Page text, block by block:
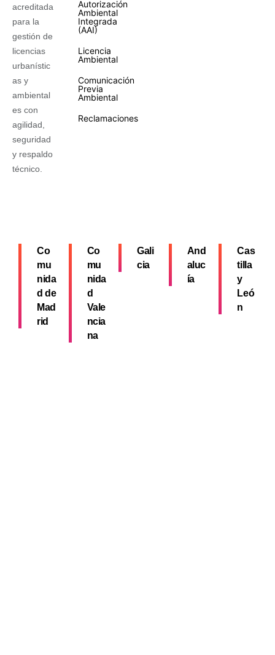
acreditada
para la
gestión de
licencias
urbanístic
as y
ambiental
es con
agilidad,
seguridad
y respaldo
técnico.
Autorización
Ambiental
Integrada
(AAI)
Licencia
Ambiental
Comunicación
Previa
Ambiental
Reclamaciones
Co
mu
nida
d de
Mad
rid
Co
mu
nida
d
Vale
ncia
na
Gali
cia
And
aluc
ía
Cas
tilla
y
Leó
n